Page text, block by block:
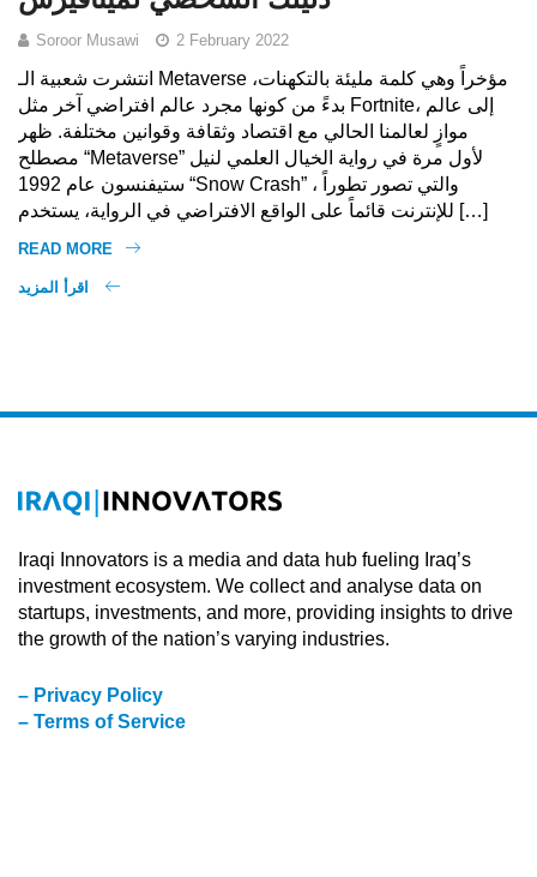
Soroor Musawi 2 February 2022
انتشرت شعبية الـ Metaverse مؤخراً وهي كلمة مليئة بالتكهنات،
بدءً من كونها مجرد عالم افتراضي آخر مثل Fortnite، إلى عالم
موازٍ لعالمنا الحالي مع اقتصاد وثقافة وقوانين مختلفة. ظهر
مصطلح “Metaverse” لأول مرة في رواية الخيال العلمي لنيل
ستيفنسون عام 1992 “Snow Crash” ، والتي تصور تطوراً
للإنترنت قائماً على الواقع الافتراضي في الرواية، يستخدم […]
READ MORE
Iraqi Innovators is a media and data hub fueling Iraq’s
investment ecosystem. We collect and analyse data on
startups, investments, and more, providing insights to drive
the growth of the nation’s varying industries.
– Privacy Policy
– Terms of Service